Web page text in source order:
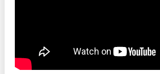
Transparency of state – owned enterprises